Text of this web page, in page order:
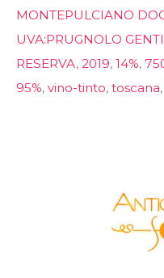
MONTEPULCIANO
UVA:PRUGNOLO
RESERVA, 2019, 14%,
95%, vino-tinto, toscana,